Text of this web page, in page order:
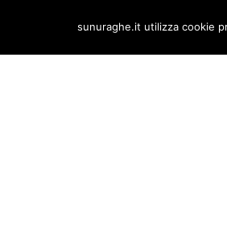
content
sunuraghe.it utilizza cookie